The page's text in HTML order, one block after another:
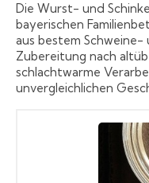
Die Wurst- und
bayerischen
aus bestem
Zubereitung nach
schlachtwarme
unvergleichlichen